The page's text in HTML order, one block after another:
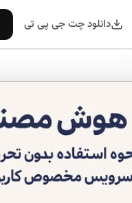
دانلود چت جی پی تی